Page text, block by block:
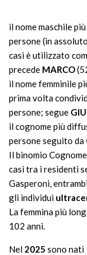
il nome maschile
persone (in
casi è utilizzato
precede MARCO
il nome femminile
prima volta
persone; segue
il cognome più
persone seguito da
Il binomio
casi tra i residenti
Gasperoni,
gli individui
La femmina più
102 anni.
Nel 2025 sono nati